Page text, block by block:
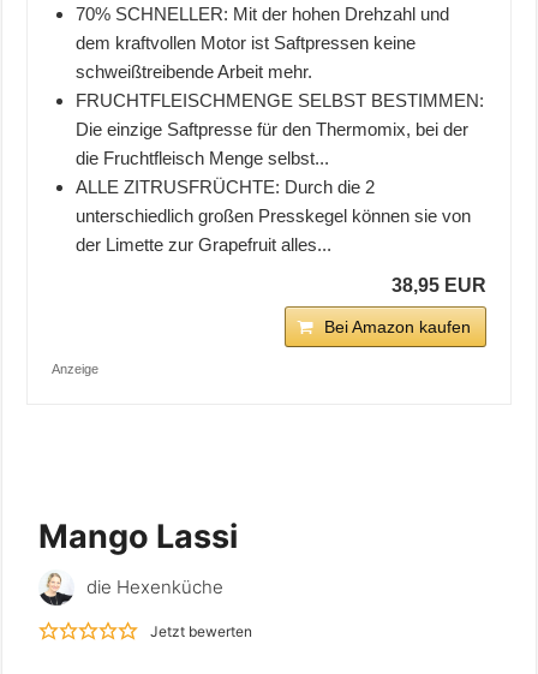
70% SCHNELLER: Mit der hohen Drehzahl und
dem kraftvollen Motor ist Saftpressen keine
schweißtreibende Arbeit mehr.
FRUCHTFLEISCHMENGE SELBST BESTIMMEN:
Die einzige Saftpresse für den Thermomix, bei der
die Fruchtfleisch Menge selbst...
ALLE ZITRUSFRÜCHTE: Durch die 2
unterschiedlich großen Presskegel können sie von
der Limette zur Grapefruit alles...
38,95 EUR
Bei Amazon kaufen
Anzeige
Mango Lassi
die Hexenküche
Jetzt bewerten